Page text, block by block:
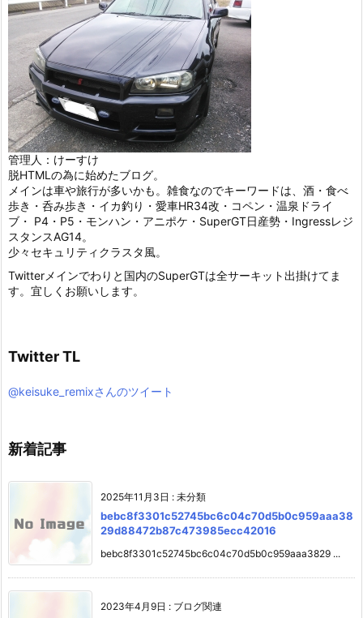
管理人：けーすけ
脱HTMLの為に始めたブログ。
メインは車や旅行が多いかも。雑食なのでキーワードは、酒・食べ
歩き・呑み歩き・イカ釣り・愛車HR34改・コペン・温泉ドライ
ブ・ P4・P5・モンハン・アニポケ・SuperGT日産勢・Ingressレジ
スタンスAG14。
少々セキュリティクラスタ風。
Twitterメインでわりと国内のSuperGTは全サーキット出掛けてま
す。宜しくお願いします。
Twitter TL
@keisuke_remixさんのツイート
新着記事
2025年11月3日 : 未分類
bebc8f3301c52745bc6c04c70d5b0c959aaa38
29d88472b87c473985ecc42016
bebc8f3301c52745bc6c04c70d5b0c959aaa3829 ...
2023年4月9日 : ブログ関連